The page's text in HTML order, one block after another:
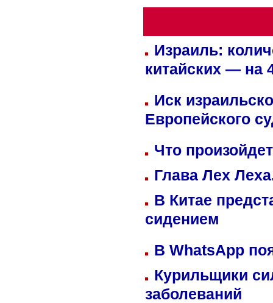
Израиль:
китайских — на
Иск
Европейского
Что
Глава Лех
В Китае
сидением
В WhatsApp
Курильщики